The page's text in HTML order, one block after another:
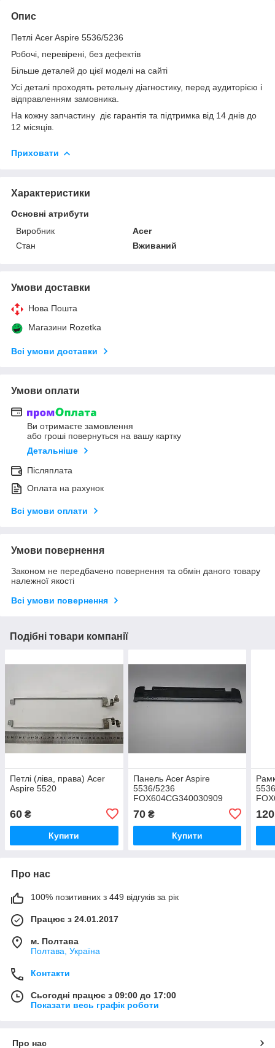
Опис
Петлі Acer Aspire 5536/5236
Робочі, перевірені, без дефектів
Більше деталей до цієї моделі на сайті
Усі деталі проходять ретельну діагностику, перед аудиторією і
відправленням замовника.
На кожну запчастину діє гарантія та підтримка від 14 днів до
12 місяців.
Приховати
Характеристики
Основні атрибути
Виробник
Acer
Стан
Вживаний
Умови доставки
Нова Пошта
Магазини Rozetka
Всі умови доставки
Умови оплати
Ви отримаєте замовлення
або гроші повернуться на вашу картку
Детальніше
Післяплата
Оплата на рахунок
Всі умови оплати
Умови повернення
Законом не передбачено повернення та обмін даного товару
належної якості
Всі умови повернення
Подібні товари компанії
Петлі (ліва, права) Acer
Aspire 5520
60 ₴
Купити
Панель Acer Aspire
5536/5236
FOX604CG340030909
70₴
Купити
120
Про нас
100% позитивних з 449 відгуків за рік
Працює з 24.01.2017
м. Полтава
Полтава, Україна
Контакти
Сьогодні працює з 09:00 до 17:00
Показати весь графік роботи
Про нас